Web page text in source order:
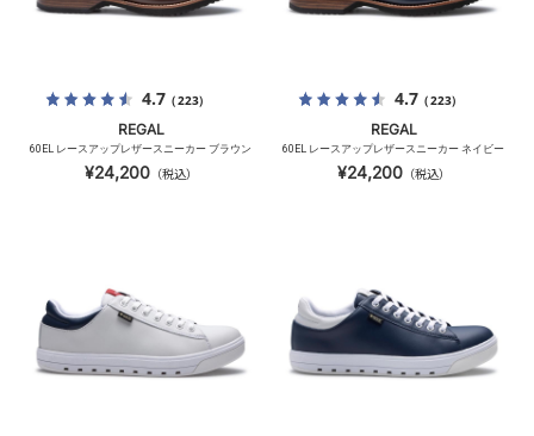
4.7（223）
REGAL
60EL レースアップレザースニーカー ブラウン
¥24,200（税込）
4.7（223）
REGAL
60EL レースアップレザースニーカー ネイビー
¥24,200（税込）